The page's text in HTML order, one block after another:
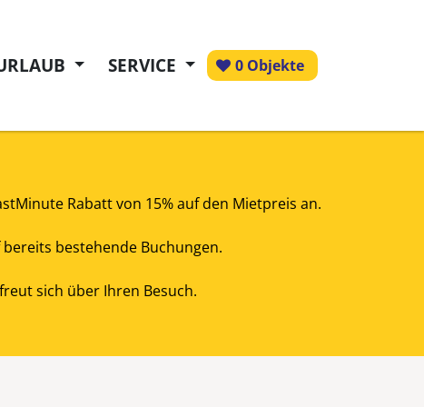
SERVICE 0 Objekte
Rabatt von 15% auf den Mietpreis an.
bestehende Buchungen.
sich über Ihren Besuch.